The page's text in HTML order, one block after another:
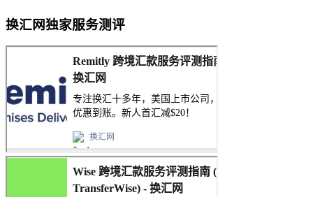
换汇网独家服务测评